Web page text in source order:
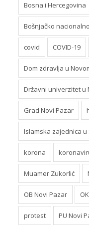
Bosna i Hercegovina
Bošnjačko
covid COVID-19
Dom zdravlja u
Državni univerzitet u
Grad Novi Pazar
Islamska zajednica u
korona
Muamer Zukorlić
OB Novi Pazar
protest PU Novi